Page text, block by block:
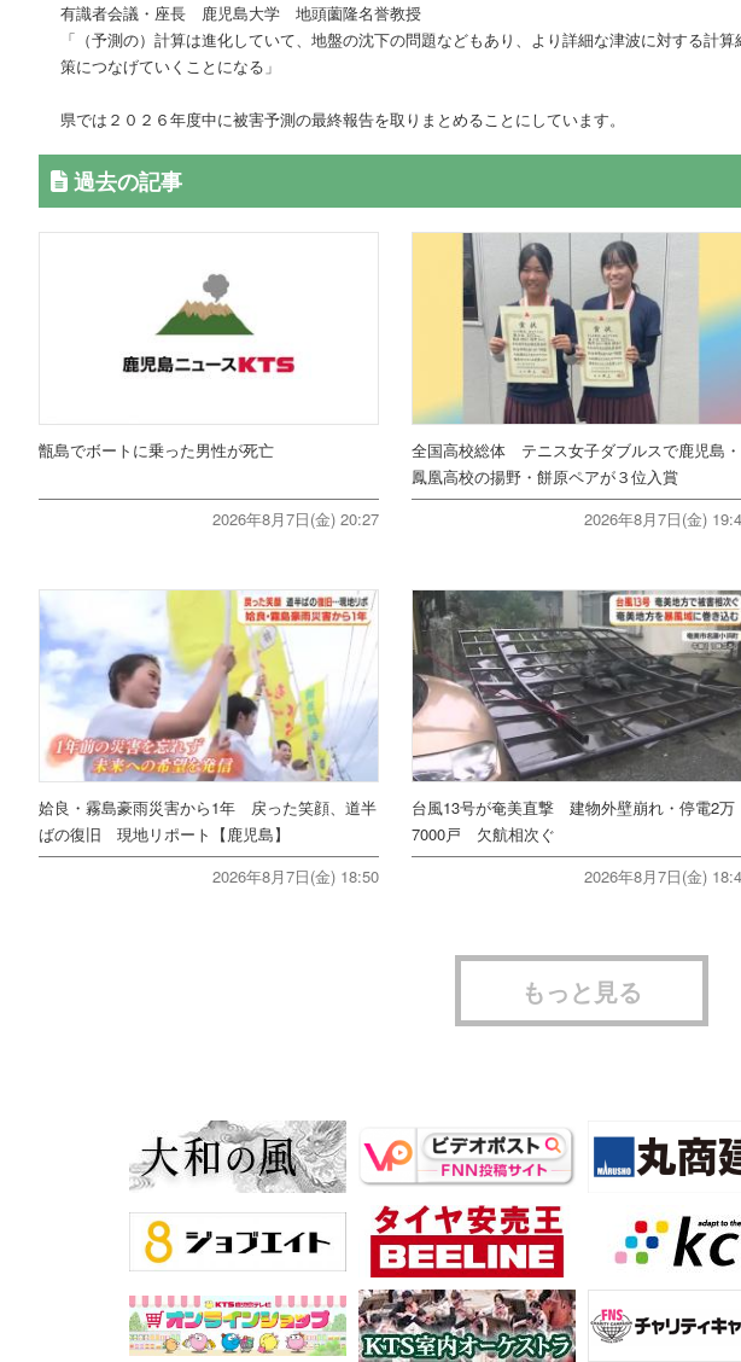
有識者会議・座長 鹿児島大学 地頭薗隆名誉教授
「（予測の）計算は進化していて、地盤の沈下の問題などもあり、より詳細な津波に対する計
策につなげていくことになる」
県では２０２６年度中に被害予測の最終報告を取りまとめることにしています。
過去の記事
甑島でボートに乗った男性が死亡
2026年8月7日(金) 20:27
全国高校総体 テニス女子ダブルスで鹿児島・
鳳凰高校の揚野・餅原ペアが３位入賞
2026年8月7日(金)
姶良・霧島豪雨災害から1年 戻った笑顔、道半
ばの復旧 現地リポート【鹿児島】
2026年8月7日(金) 18:50
台風13号が奄美直撃 建物外壁崩れ・停電2万
7000戸 欠航相次ぐ
2026年8月7日(金)
もっと見る